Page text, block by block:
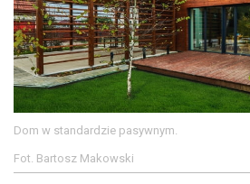
Dom w standardzie pasywnym.
Fot. Bartosz Makowski